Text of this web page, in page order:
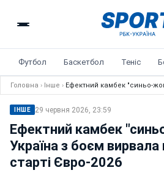
Футбол Баскетбол Теніс
Головна › Інше › Ефектний камбек "синьо-
ІНШЕ 29 червня 2026, 23:59
Ефектний камбек
Україна з боєм вирвала
старті Євро-2026